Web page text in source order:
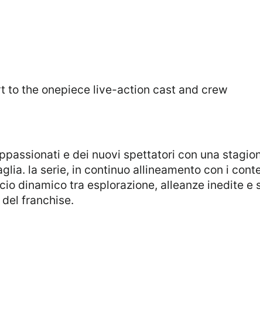
to the onepiece live-action cast and crew
e dei nuovi spettatori con una
la serie, in continuo allineamento con i
dinamico tra esplorazione, alleanze inedite e
franchise.